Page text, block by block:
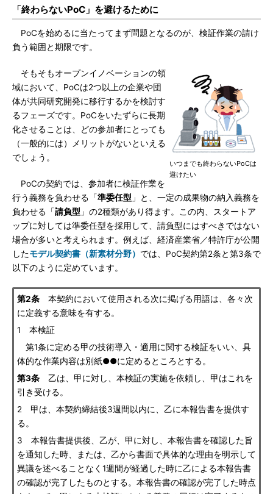
「終わらないPoC」を避けるために
PoCを始めるに当たってまず問題となるのが、検証作業の請け
負う範囲と期限です。
いつまでも終わらないPoCは
避けたい
そもそもオープンイノベーションの領
域において、PoCは2つ以上の企業や団
体が共同研究開発に移行するかを検討す
るフェーズです。PoCをいたずらに長期
化させることは、どの参加者にとっても
（一般的には）メリットがないといえる
でしょう。
PoCの契約では、参加者に検証作業を
行う義務を負わせる「準委任型 」と、一定の成果物の納入義務を
負わせる「請負型 」の2種類があり得ます。この内、スタートア
ップに対しては準委任型を採用して、請負型にはすべきではない
場合が多いと考えられます。例えば、経済産業省／特許庁が公開
したモデル契約書（新素材分野） では、PoC契約第2条と第3条で
以下のように定めています。
第2条 本契約において使用される次に掲げる用語は、各々次
に定義する意味を有する。
1 本検証
第1条に定める甲の技術導入・適用に関する検証をいい、具
体的な作業内容は別紙●●に定めるところとする。
第3条 乙は、甲に対し、本検証の実施を依頼し、甲はこれを
引き受ける。
2 甲は、本契約締結後3週間以内に、乙に本報告書を提供す
る。
3 本報告書提供後、乙が、甲に対し、本報告書を確認した旨
を通知した時、または、乙から書面で具体的な理由を明示して
異議を述べることなく1週間が経過した時に乙による本報告書
の確認が完了したものとする。本報告書の確認が完了した時点